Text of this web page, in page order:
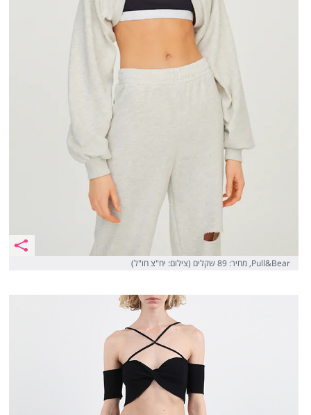
Pull&Bear, מחיר: 89 שקלים (צילום: יח"צ חו"ל)